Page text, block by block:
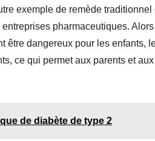
exemple de remède traditionnel
pharmaceutiques.
être dangereux pour les enfants,
ce qui permet aux parents et
de diabète de type 2